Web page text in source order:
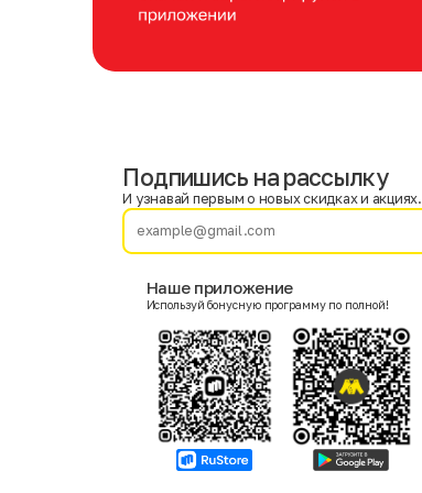
Фамилия
Женский
Согласие на получение чеков по электронной почте
Подпишись на рассылку
И узнавай первым о новых скидках и акциях.
Наше приложение
Используй бонусную программу по полной!